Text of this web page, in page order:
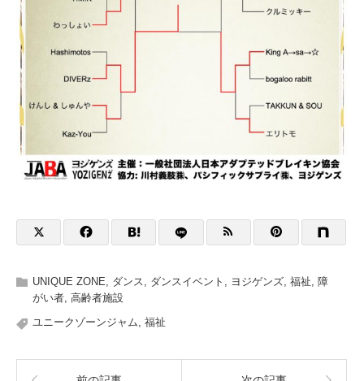
UNIQUE ZONE ダンス ダンスイベント ヨジゲンズ 福祉 障
がい者 高齢者施設
ユニークゾーンジャム 福祉